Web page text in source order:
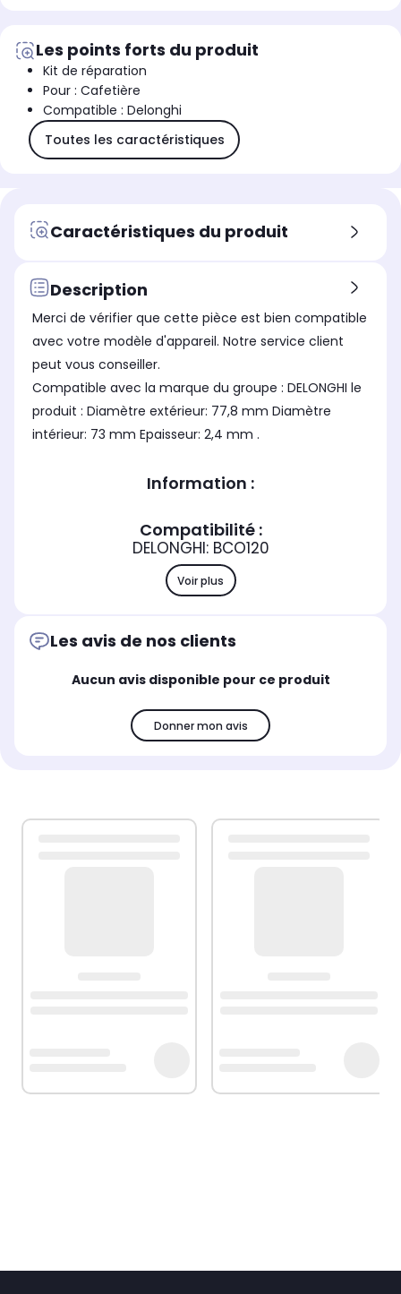
Les points forts du produit
Kit de réparation
Pour : Cafetière
Compatible : Delonghi
Toutes les caractéristiques
Caractéristiques du produit
Description
Merci de vérifier que cette pièce est bien compatible
avec votre modèle d'appareil. Notre service client
peut vous conseiller.
Compatible avec la marque du groupe : DELONGHI le
produit : Diamètre extérieur: 77,8 mm Diamètre
intérieur: 73 mm Epaisseur: 2,4 mm .
Information :
Compatibilité :
DELONGHI: BCO120
Voir plus
Les avis de nos clients
Aucun avis disponible pour ce produit
Donner mon avis